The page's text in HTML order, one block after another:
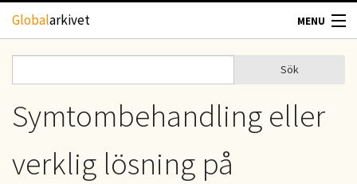
Hoppa till huvudinnehåll
Globalarkivet MENU
TIDSKRIFTER
Sökformulär
Sök
Symtombehandling eller
verklig lösning på